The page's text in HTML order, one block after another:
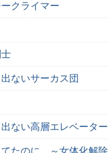
クライマー
ないサーカス団
ない高層エレベーター